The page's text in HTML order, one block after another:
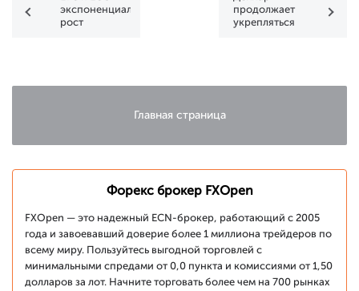
экспоненциальный
рост
продолжает
укрепляться
Главная страница
Форекс брокер FXOpen
FXOpen — это надежный ECN-брокер, работающий с 2005
года и завоевавший доверие более 1 миллиона трейдеров по
всему миру. Пользуйтесь выгодной торговлей с
минимальными спредами от 0,0 пункта и комиссиями от 1,50
долларов за лот. Начните торговать более чем на 700 рынках